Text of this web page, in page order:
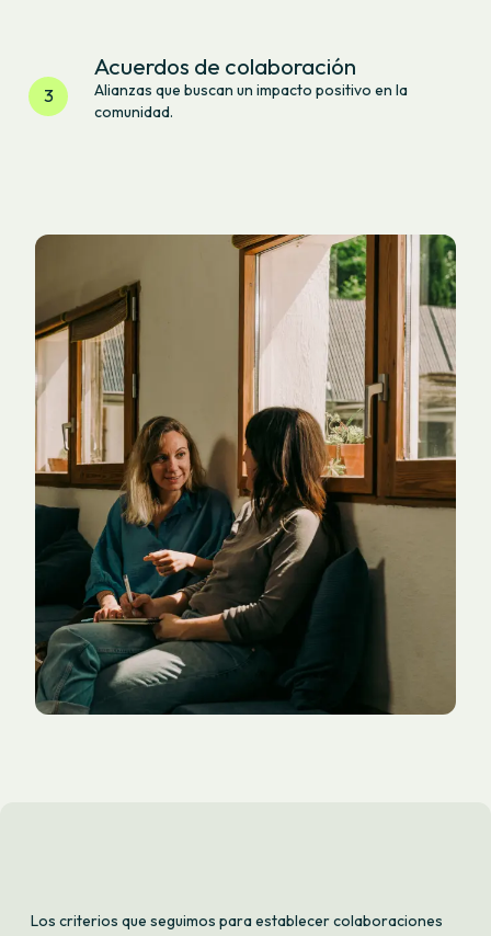
3
Acuerdos de colaboración
Alianzas que buscan un impacto positivo en la
comunidad.
Los criterios que seguimos para establecer colaboraciones